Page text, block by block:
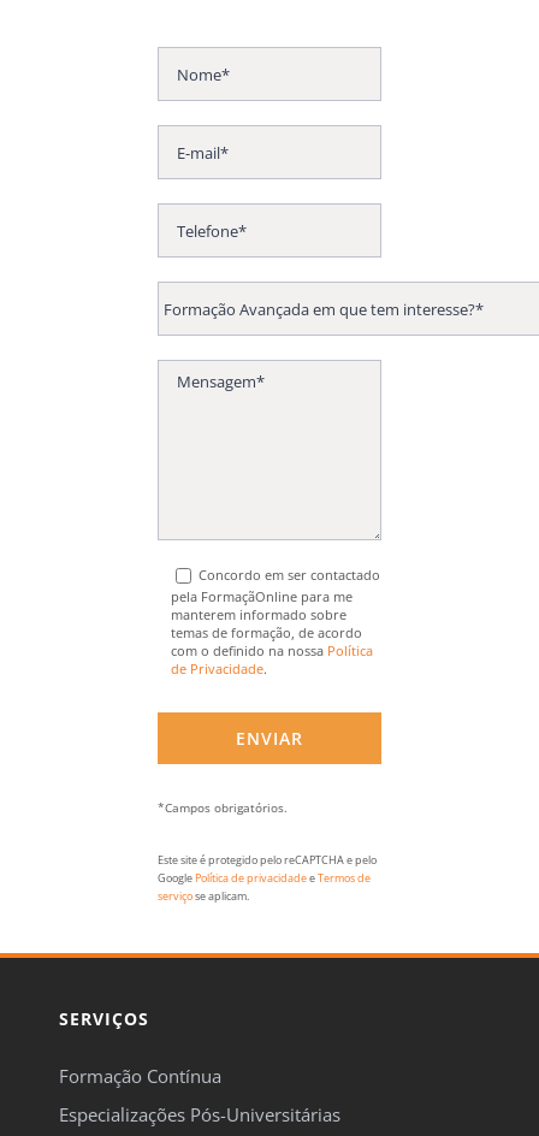
Concordo em ser contactado
pela FormaçãOnline para me
manterem informado sobre
temas de formação, de acordo
com o definido na nossa Política
de Privacidade.
*Campos obrigatórios.
Este site é protegido pelo reCAPTCHA e pelo
GooglePolítica de privacidadeeTermos de
serviçose aplicam.
SERVIÇOS
Formação Contínua
Especializações Pós-Universitárias